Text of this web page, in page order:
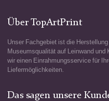
Über TopArtPrint
Unser Fachgebiet ist die
Museumsqualität auf Leinwand
wir einen Einrahmungsservice für
Liefermöglichkeiten.
Das sagen unsere